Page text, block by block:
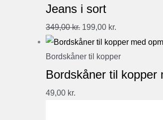
Jeans i sort
349,00kr. Den
oprindelige
pris
var:
199,00 kr.
aktuelle
pris
er:
Bordskåner til kopper
Bordskåner til kopper
49,00 kr.